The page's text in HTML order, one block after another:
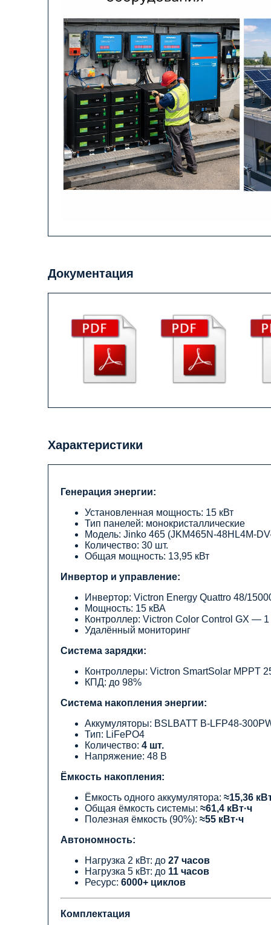
Документация
Характеристики
Генерация энергии:
Установленная мощность: 15 кВт
Тип панелей: монокристаллические
Модель: Jinko 465 (JKM465N-48HL4M-
Количество: 30 шт.
Общая мощность: 13,95 кВт
Инвертор и управление:
Инвертор: Victron Energy Quattro 48/
Мощность: 15 кВА
Контроллер: Victron Color Control GX — 1
Удалённый мониторинг
Система зарядки:
Контроллеры: Victron SmartSolar MPPT
КПД: до 98%
Система накопления энергии:
Аккумуляторы: BSLBATT B-LFP48-
Тип: LiFePO4
Количество: 4 шт.
Напряжение: 48 В
Ёмкость накопления:
Ёмкость одного аккумулятора: ≈15,36
Общая ёмкость системы: ≈61,4 кВт·ч
Полезная ёмкость (90%): ≈55 кВт·ч
Автономность:
Нагрузка 2 кВт: до 27 часов
Нагрузка 5 кВт: до 11 часов
Ресурс: 6000+ циклов
Комплектация